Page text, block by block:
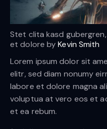
Stet clita kasd
et dolore byKevin Smith
Lorem ipsum dolor sit
elitr, sed diam nonumy
labore et dolore magna
voluptua at vero eos et
et ea rebum.